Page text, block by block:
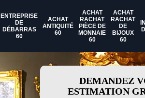
ENTREPRISE
DE
DÉBARRAS
60
ACHAT
ANTIQUITÉ
60
ACHAT
RACHAT
PIÈCE DE
MONNAIE
60
ACHAT
RACHAT
DE
BIJOUX
60
DEMANDEZ
ESTIMATION